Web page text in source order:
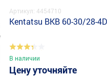
Артикул: 4454710
Kentatsu BKB 60-30/28-4D
В наличии
Цену уточняйте